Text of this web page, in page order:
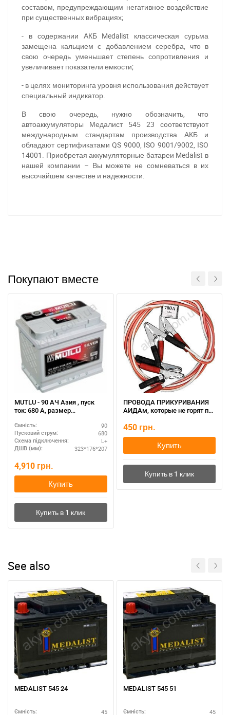
составом, предупреждающим негативное воздействие
при существенных вибрациях;
- в содержании АКБ Medalist классическая сурьма
замещена кальцием с добавлением серебра, что в
свою очередь уменьшает степень сопротивления и
увеличивает показатели емкости;
- в целях мониторинга уровня использования действует
специальный индикатор.
В свою очередь, нужно обозначить, что
автоаккумуляторы Медалист 545 23 соответствуют
международным стандартам производства АКБ и
обладают сертификатами QS 9000, ISO 9001/9002, ISO
14001. Приобретая аккумуляторные батареи Medalist в
нашей компании – Вы можете не сомневаться в их
высочайшем качестве и надежности.
Покупают вместе
MUTLU - 90 АЧ Азия , пуск
ток: 680 А, размер
(Турция): 323 Х 176 Х 207 мм.
Ємність: 90
Пусковий струм: 680
Схема підключення: L+
ДШВ (мм): 323*176*207
4,910 грн.
Купить
ПРОВОДА ПРИКУРИВАНИЯ
АИДАм, которые не горят при
450 грн.
Купить
See also
MEDALIST 545 24
Ємність: 45
MEDALIST 545 51
Ємність: 45
За відсутності звязку - дзвоніть, пишіть у Viber / Telegram
(093) 600-51-11